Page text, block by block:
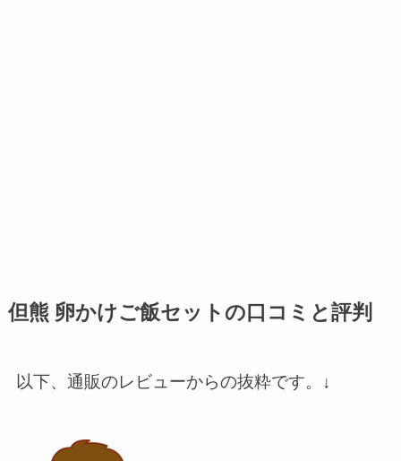
但熊 卵かけご飯セットの口コミと評判
以下、通販のレビューからの抜粋です。↓